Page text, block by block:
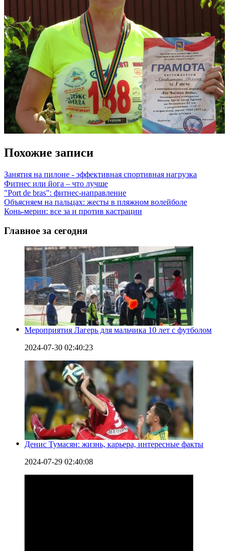
Похожие записи
Занятия на пилоне - эффективная спортивная нагрузка
Фитнес или йога – что лучше
"Port de bras": фитнес-направление
Объясняем на пальцах: жесты в пляжном волейболе
Конь-мерин: все за и против кастрации
Главное за сегодня
Мероприятия Лагерь для мальчика 10 лет с футболом
2024-07-30 02:40:23
Денис Тумасян: жизнь, карьера, интересные факты
2024-07-29 02:40:08